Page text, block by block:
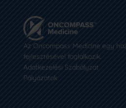
Az Oncompass Medicine egy
fejlesztésével foglalkozik.
Adatkezelési Szabályzat
Pályázatok